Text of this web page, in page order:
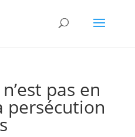
pas en
persécution